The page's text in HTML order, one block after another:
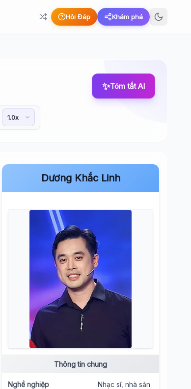
Hỏi Đáp Khám phá
✨Tóm tắt AI
Dương Khắc Linh
Thông tin chung
Nghề nghiệp
Nhạc sĩ, nhà sản